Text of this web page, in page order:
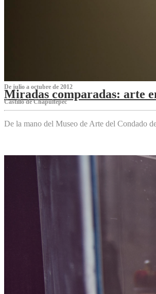
De julio a octubre de 2012
Miradas comparadas: arte
Castillo de Chapultepec
De la mano del Museo de Arte del Condado